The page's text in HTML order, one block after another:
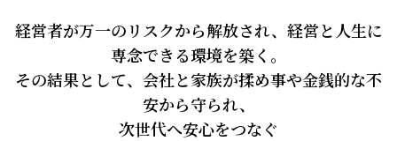
経営者が万一のリスクから解放され、経営と人生に
専念できる環境を築く。
その結果として、会社と家族が揉め事や金銭的な不
安から守られ、
次世代へ安心をつなぐ